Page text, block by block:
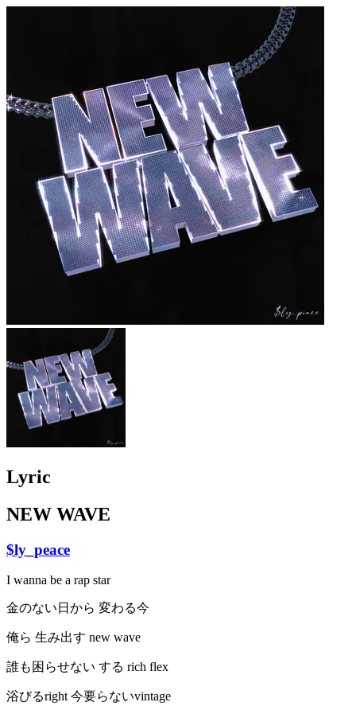
Lyric
NEW WAVE
$ly_peace
I wanna be a rap star
金のない日から 変わる今
俺ら 生み出す new wave
誰も困らせない する rich flex
浴びるright 今要らないvintage